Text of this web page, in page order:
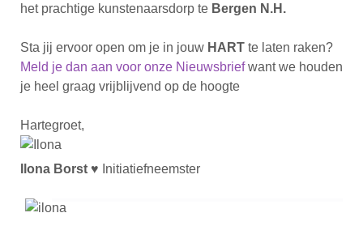
het prachtige kunstenaarsdorp te Bergen N.H.
Sta jij ervoor open om je in jouw HART te laten raken?
Meld je dan aan voor onze Nieuwsbriefwant we houden
je heel graag vrijblijvend op de hoogte
Hartegroet,
Ilona Borst ♥ Initiatiefneemster